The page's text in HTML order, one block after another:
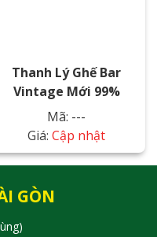
Thanh Lý Ghế Bar
Vintage Mới 99%
Mã: ---
Giá: Cập nhật
GÒN